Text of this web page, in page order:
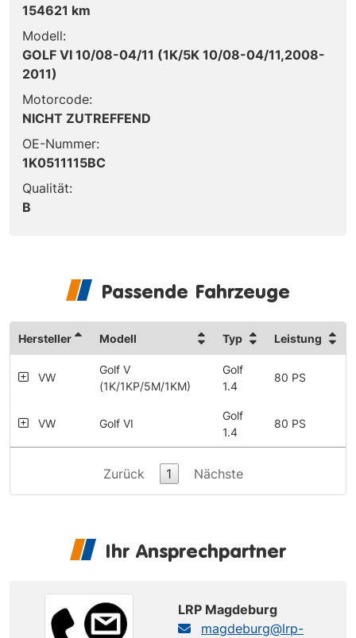
154621 km
Modell:
GOLF VI 10/08-04/11 (1K/5K 10/08-04/11,2008-
2011)
Motorcode:
NICHT ZUTREFFEND
OE-Nummer:
1K0511115BC
Qualität:
B
Passende Fahrzeuge
Hersteller Modell Typ Leistung
VW
Golf V
(1K/1KP/5M/1KM)
Golf
1.4
80 PS
VW Golf VI
Golf
1.4
80 PS
Zurück 1 Nächste
Ihr Ansprechpartner
LRP Magdeburg
magdeburg@lrp-